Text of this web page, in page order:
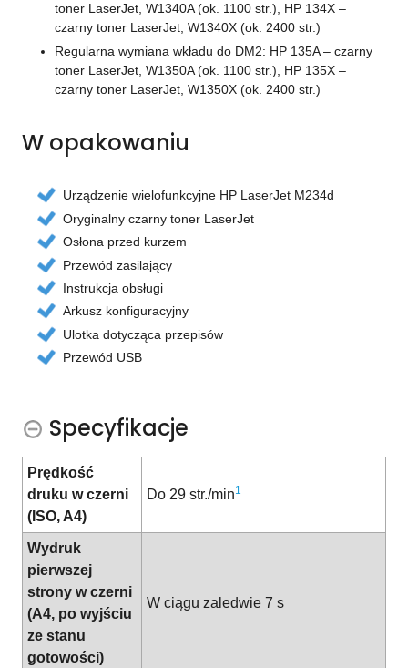
toner LaserJet, W1340A (ok. 1100 str.), HP 134X –
czarny toner LaserJet, W1340X (ok. 2400 str.)
Regularna wymiana wkładu do DM2: HP 135A – czarny
toner LaserJet, W1350A (ok. 1100 str.), HP 135X –
czarny toner LaserJet, W1350X (ok. 2400 str.)
W opakowaniu
Urządzenie wielofunkcyjne HP LaserJet M234d
Oryginalny czarny toner LaserJet
Osłona przed kurzem
Przewód zasilający
Instrukcja obsługi
Arkusz konfiguracyjny
Ulotka dotycząca przepisów
Przewód USB
Specyfikacje
Prędkość
druku w czerni
(ISO, A4)
Do 29 str./min1
Wydruk
pierwszej
strony w czerni
(A4, po wyjściu
ze stanu
gotowości)
W ciągu zaledwie 7 s